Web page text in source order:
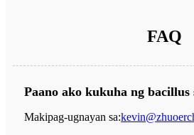
FAQ
Paano ako kukuha ng bacillus
Makipag-ugnayan sa: